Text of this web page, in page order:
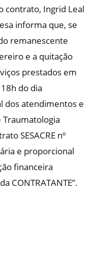
contrato, Ingrid Leal
informa que, se
remanescente
e a quitação
prestados em
do dia
dos atendimentos e
SESACRE nº
e proporcional
financeira
CONTRATANTE”.